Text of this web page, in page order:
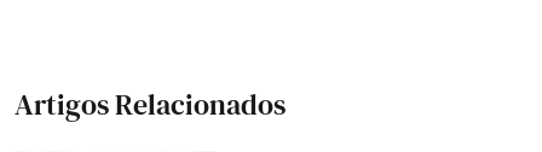
Artigos Relacionados